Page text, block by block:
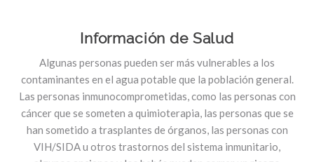
Información de Salud
Algunas personas pueden ser más vulnerables a los
contaminantes en el agua potable que la población general.
Las personas inmunocomprometidas, como las personas con
cáncer que se someten a quimioterapia, las personas que se
han sometido a trasplantes de órganos, las personas con
VIH/SIDA u otros trastornos del sistema inmunitario,